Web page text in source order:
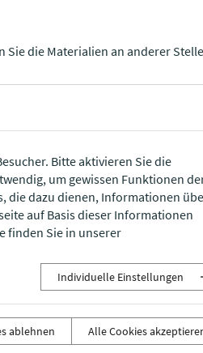
die Materialien an anderer
KOSTENLOSER
Bitte aktivieren Sie die
um gewissen Funktionen
die dazu dienen, Informationen
auf Basis dieser Informationen
finden Sie in unserer
Individuelle Einstellungen
ablehnen Alle Cookies